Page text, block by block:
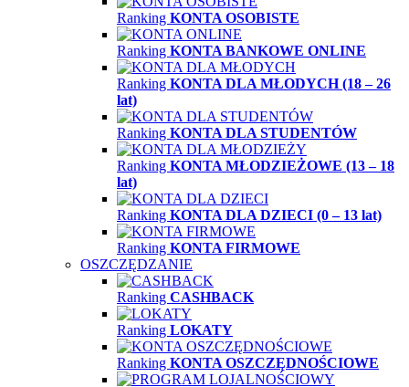
Ranking KONTA OSOBISTE
Ranking KONTA BANKOWE ONLINE
Ranking KONTA DLA MŁODYCH (18 – 26
lat)
Ranking KONTA DLA STUDENTÓW
Ranking KONTA MŁODZIEŻOWE (13 – 18
lat)
Ranking KONTA DLA DZIECI (0 – 13 lat)
Ranking KONTA FIRMOWE
OSZCZĘDZANIE
Ranking CASHBACK
Ranking LOKATY
Ranking KONTA OSZCZĘDNOŚCIOWE